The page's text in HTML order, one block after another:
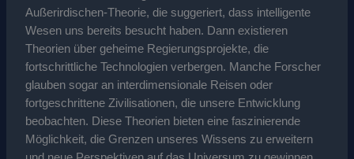
Außerirdischen-Theorie, die suggeriert, dass intelligente
Wesen uns bereits besucht haben. Dann existieren
Theorien über geheime Regierungsprojekte, die
fortschrittliche Technologien verbergen. Manche Forscher
glauben sogar an interdimensionale Reisen oder
fortgeschrittene Zivilisationen, die unsere Entwicklung
beobachten. Diese Theorien bieten eine faszinierende
Möglichkeit, die Grenzen unseres Wissens zu erweitern